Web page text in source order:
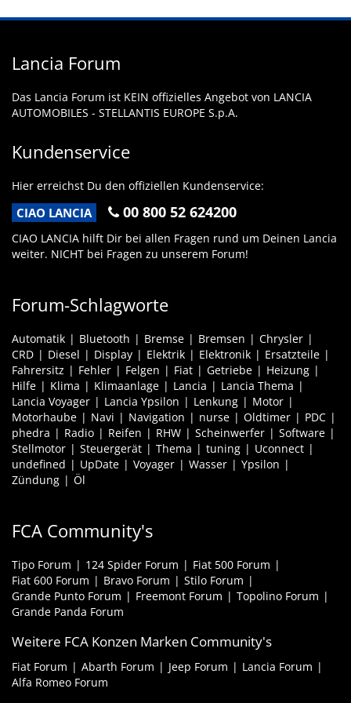
Lancia Forum
Das Lancia Forum ist KEIN offizielles Angebot von LANCIA
AUTOMOBILES - STELLANTIS EUROPE S.p.A.
Kundenservice
Hier erreichst Du den offiziellen Kundenservice:
CIAO LANCIA 00 800 52 624200
CIAO LANCIA hilft Dir bei allen Fragen rund um Deinen Lancia
weiter. NICHT bei Fragen zu unserem Forum!
Forum-Schlagworte
Automatik Bluetooth Bremse Bremsen
Chrysler
CRD
Diesel Display Elektrik Elektronik
Ersatzteile
Fahrersitz
Fehler Felgen Fiat Getriebe
Heizung
Hilfe
Klima Klimaanlage Lancia
Lancia Thema
Lancia Voyager
Lancia Ypsilon Lenkung
Motor
Motorhaube
Navi Navigation nurse Oldtimer
PDC
phedra
Radio Reifen RHW Scheinwerfer
Software
Stellmotor
Steuergerät Thema tuning
Uconnect
undefined
UpDate Voyager Wasser
Ypsilon
Zündung
Öl
FCA Community's
Tipo Forum 124 Spider Forum
Fiat 500 Forum
Fiat 600 Forum
Bravo Forum
Stilo Forum
Grande Punto Forum
Freemont Forum
Topolino Forum
Grande Panda Forum
Weitere FCA Konzen Marken Community's
Fiat Forum Abarth Forum Jeep Forum
Lancia Forum
Alfa Romeo Forum